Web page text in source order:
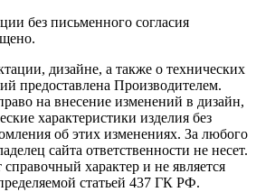
без письменного согласия
дизайне, а также о технических
предоставлена Производителем.
на внесение изменений в дизайн,
характеристики изделия без
об этих изменениях. За любого
сайта ответственности не несет.
характер и не является
статьей 437 ГК РФ.